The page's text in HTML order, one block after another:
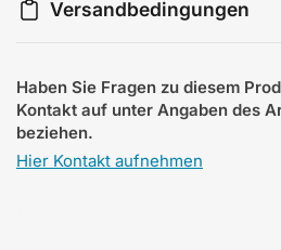
Versandbedingungen
Haben Sie Fragen zu diesem
Kontakt auf unter Angaben des
beziehen.
Hier Kontakt aufnehmen